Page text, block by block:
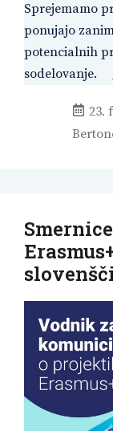
Sprejemamo
ponujajo
potencialnih
sodelovanje.
23.